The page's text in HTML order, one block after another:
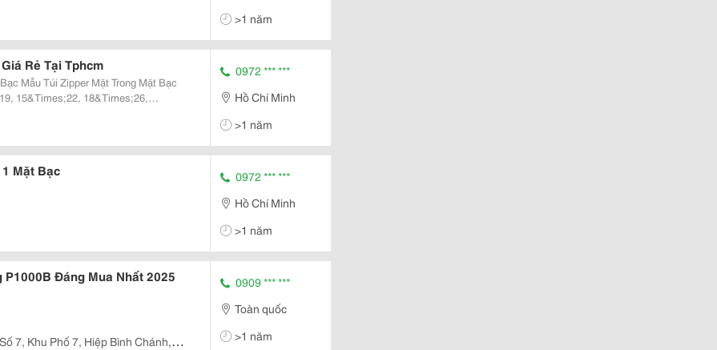
>1 năm
Rẻ Tại Tphcm
Bạc
15&Times;22, 18&Times;26,
Loại Hạt Ngũ Cốc...
0972 *** ***
Hồ Chí Minh
>1 năm
Mặt Bạc
0972 *** ***
Hồ Chí Minh
>1 năm
P1000B Đáng Mua Nhất 2025
7, Khu Phố 7, Hiệp Bình Chánh,
0909 *** ***
Toàn quốc
>1 năm